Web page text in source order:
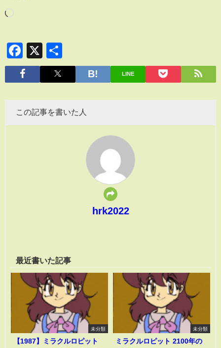
Facebook
X
有
LINE
この記事を書いた人
hrk2022
最近書いた記事
未分類
【1987】ミラクルロピット
未分類
ミラクルロピット 2100年の